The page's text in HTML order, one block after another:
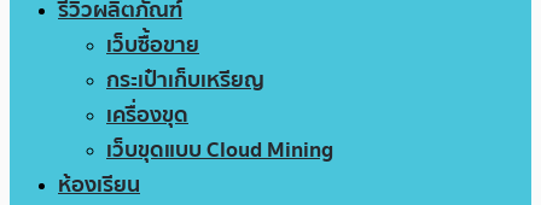
รีวิวผลิตภัณฑ์
เว็บซื้อขาย
กระเป๋าเก็บเหรียญ
เครื่องขุด
เว็บขุดแบบ Cloud Mining
ห้องเรียน